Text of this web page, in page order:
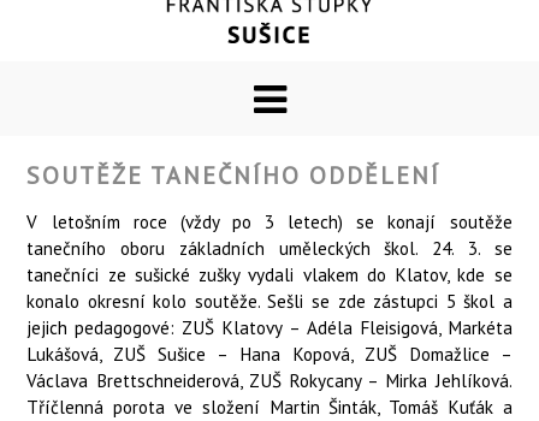
SOUTĚŽE TANEČNÍHO ODDĚLENÍ
V letošním roce (vždy po 3 letech) se konají soutěže
tanečního oboru základních uměleckých škol. 24. 3. se
tanečníci ze sušické zušky vydali vlakem do Klatov, kde se
konalo okresní kolo soutěže. Sešli se zde zástupci 5 škol a
jejich pedagogové: ZUŠ Klatovy – Adéla Fleisigová, Markéta
Lukášová, ZUŠ Sušice – Hana Kopová, ZUŠ Domažlice –
Václava Brettschneiderová, ZUŠ Rokycany – Mirka Jehlíková.
Tříčlenná porota ve složení Martin Šinták, Tomáš Kuťák a